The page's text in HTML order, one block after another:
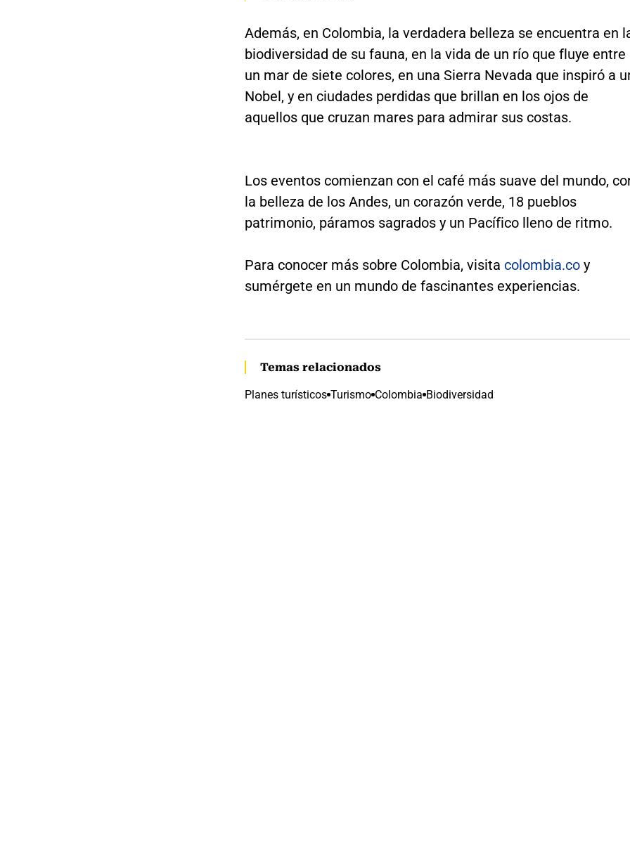
Además, en Colombia, la verdadera belleza se encuentra en
biodiversidad de su fauna, en la vida de un río que fluye entre
un mar de siete colores, en una Sierra Nevada que inspiró a
Nobel, y en ciudades perdidas que brillan en los ojos de
aquellos que cruzan mares para admirar sus costas.
Los eventos comienzan con el café más suave del mundo,
la belleza de los Andes, un corazón verde, 18 pueblos
patrimonio, páramos sagrados y un Pacífico lleno de ritmo.
Para conocer más sobre Colombia, visita colombia.coy
sumérgete en un mundo de fascinantes experiencias.
Temas relacionados
Planes turísticos Turismo Colombia Biodiversidad